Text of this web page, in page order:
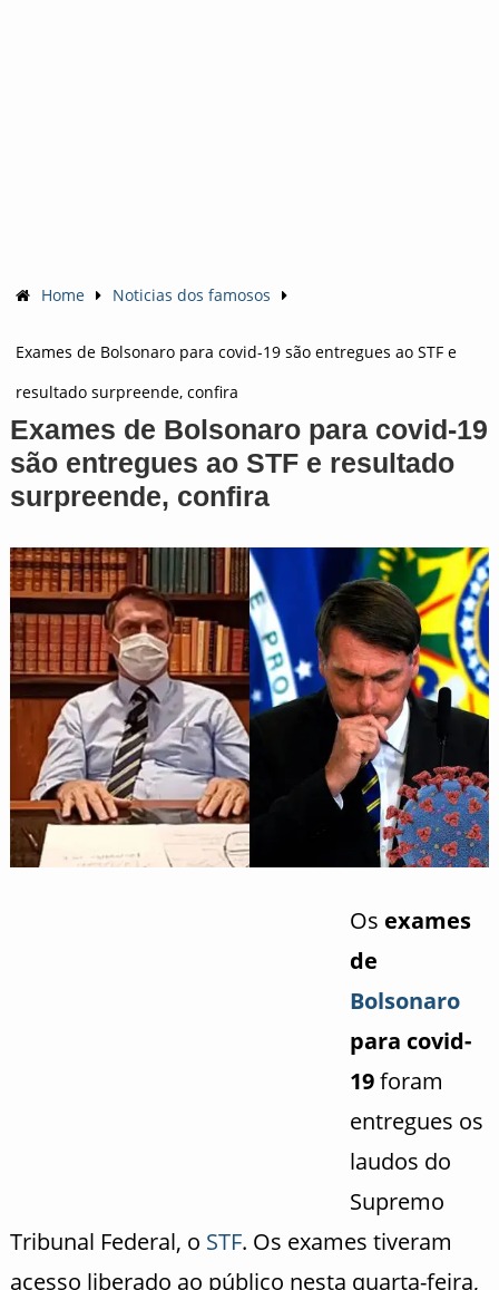
Home Noticias dos famosos
Exames de Bolsonaro para covid-19 são entregues ao STF e
resultado surpreende, confira
Exames de Bolsonaro para covid-19
são entregues ao STF e resultado
surpreende, confira
Os exames
de
Bolsonaro
para covid-
19foram
entregues os
laudos do
Supremo
Tribunal Federal, o STF. Os exames tiveram
acesso liberado ao público nesta quarta-feira,